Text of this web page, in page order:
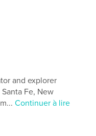
and explorer
Fe, New
Continuer à lire